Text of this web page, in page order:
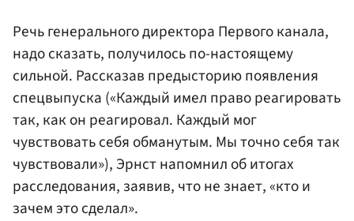
Речь генерального директора Первого канала,
надо сказать, получилось по-настоящему
сильной. Рассказав предысторию появления
спецвыпуска («Каждый имел право реагировать
так, как он реагировал. Каждый мог
чувствовать себя обманутым. Мы точно себя так
чувствовали»), Эрнст напомнил об итогах
расследования, заявив, что не знает, «кто и
зачем это сделал».